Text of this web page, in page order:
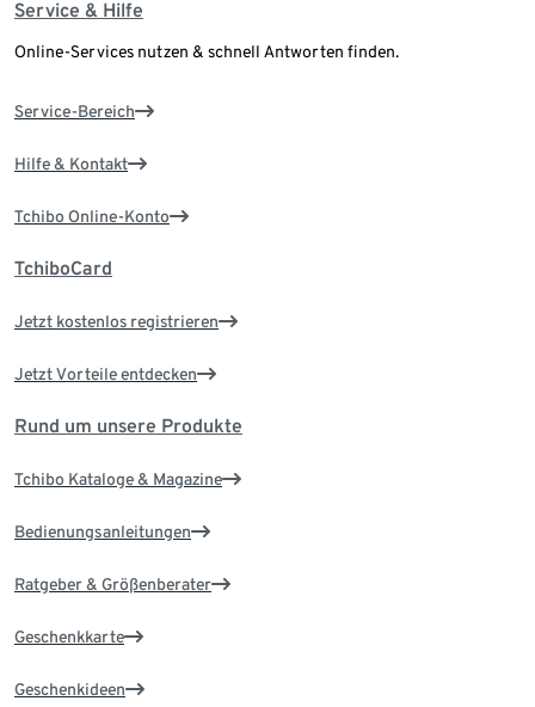
Service & Hilfe
Online-Services nutzen & schnell Antworten finden.
Service-Bereich
Hilfe & Kontakt
Tchibo Online-Konto
TchiboCard
Jetzt kostenlos registrieren
Jetzt Vorteile entdecken
Rund um unsere Produkte
Tchibo Kataloge & Magazine
Bedienungsanleitungen
Ratgeber & Größenberater
Geschenkkarte
Geschenkideen